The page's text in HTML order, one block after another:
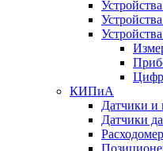
КИПиА
Датчики и
Датчики